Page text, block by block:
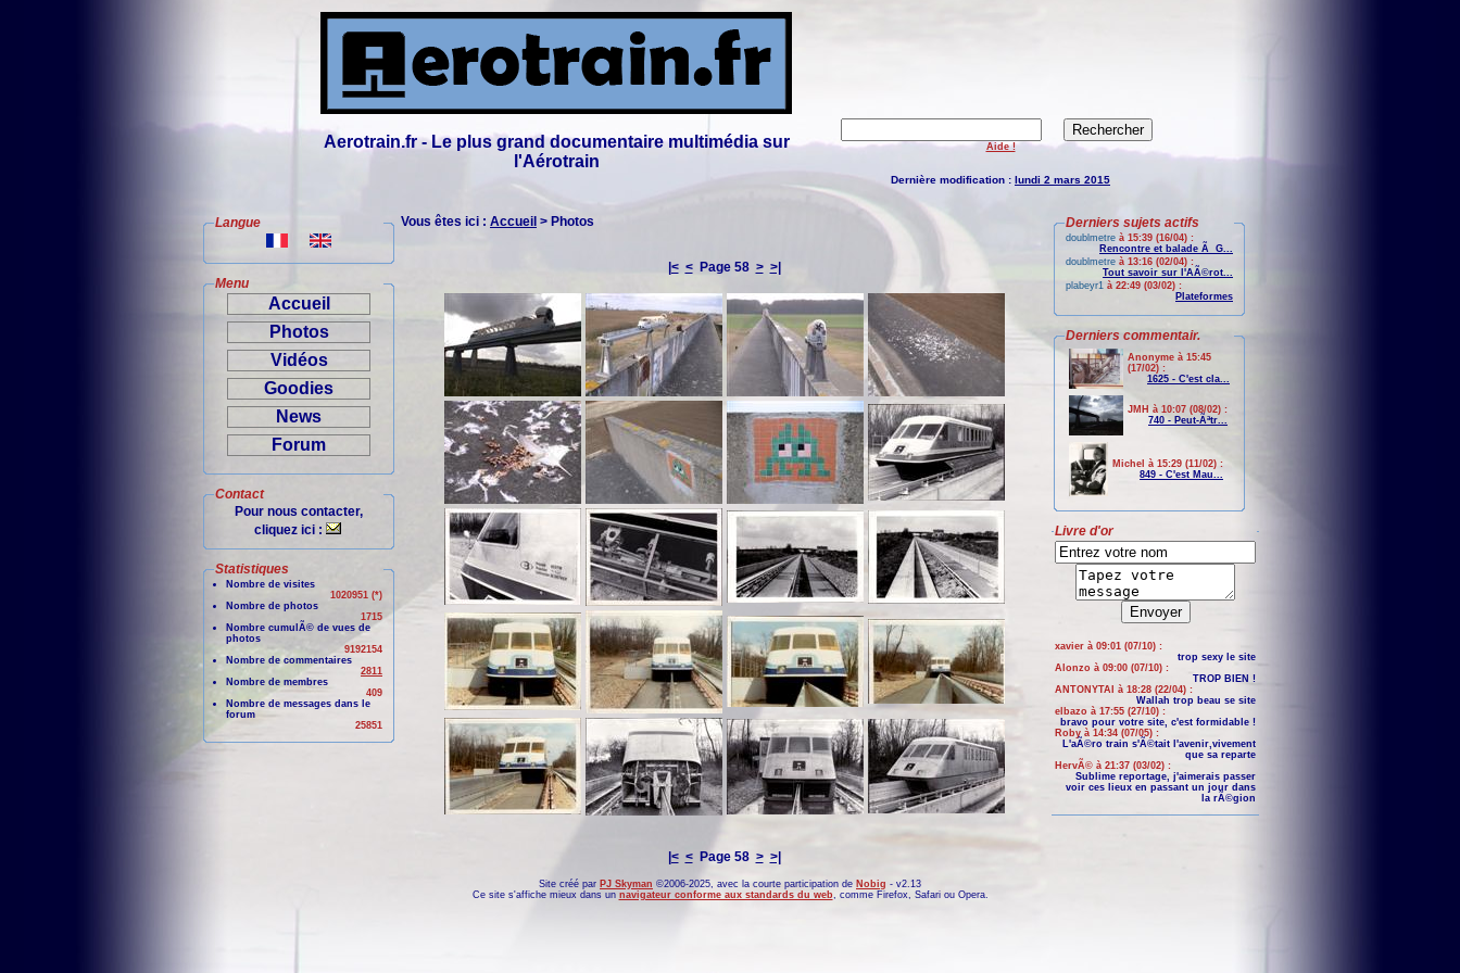
Aerotrain.fr - Le plus grand documentaire multimédia sur
l'Aérotrain
Aide !
Dernière modification : lundi 2 mars 2015
Langue
Menu
Accueil
Photos
Vidéos
Goodies
News
Forum
Contact
Pour nous contacter,
cliquez ici :
Statistiques
Nombre de visites
1020951 (*)
Nombre de photos
1715
Nombre cumulÃ© de vues de
photos
9192154
Nombre de commentaires
2811
Nombre de membres
409
Nombre de messages dans le
forum
25851
Vous êtes ici : Accueil > Photos
|< <Page 58 > >|
|< <Page 58 > >|
Derniers sujets actifs
doublmetre à 15:39 (16/04) :
Rencontre et balade Ã G...
doublmetre à 13:16 (02/04) :
Tout savoir sur l'AÃ©rot...
plabeyr1 à 22:49 (03/02) :
Plateformes
Derniers commentair.
Anonyme à 15:45
(17/02) :
1625 - C'est cla...
JMH à 10:07 (08/02) :
740 - Peut-Ãªtr...
Michel à 15:29 (11/02) :
849 - C'est Mau...
Livre d'or
xavier à 09:01 (07/10) :
trop sexy le site
Alonzo à 09:00 (07/10) :
TROP BIEN !
ANTONYTAI à 18:28 (22/04) :
Wallah trop beau se site
elbazo à 17:55 (27/10) :
bravo pour votre site, c'est formidable !
Roby à 14:34 (07/05) :
L'aÃ©ro train s'Ã©tait l'avenir,vivement
que sa reparte
HervÃ© à 21:37 (03/02) :
Sublime reportage, j'aimerais passer
voir ces lieux en passant un jour dans
la rÃ©gion
Site créé par PJ Skyman ©2006-2025, avec la courte participation de Nobig - v2.13
Ce site s'affiche mieux dans un navigateur conforme aux standards du web, comme Firefox, Safariou Opera.